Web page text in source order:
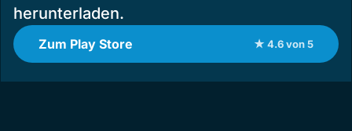
herunterladen.
Zum Play Store ★ 4.6 von 5